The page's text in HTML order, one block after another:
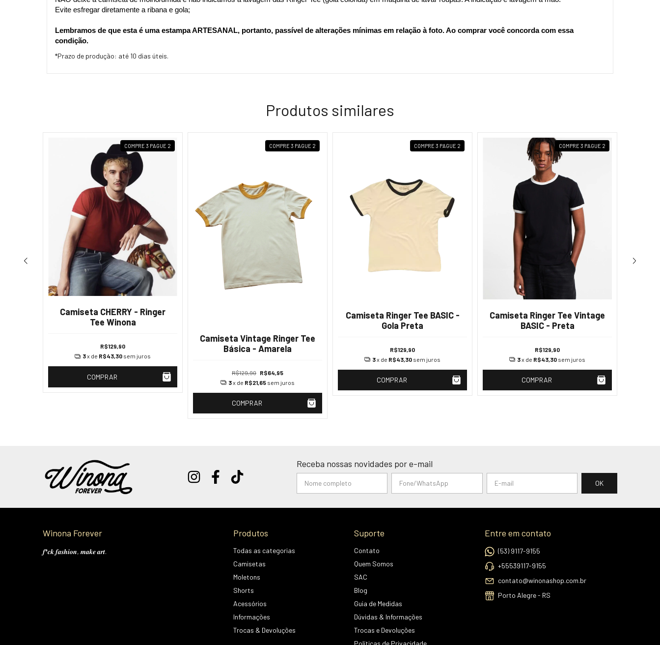
Evite esfregar diretamente a ribana e gola;
Lembramos de que esta é uma estampa ARTESANAL, portanto, passível de alterações mínimas em relação à foto. Ao comprar você concorda com essa
condição.
*Prazo de produção: até 10 dias úteis.
Produtos similares
COMPRE 3 PAGUE 2
Camiseta CHERRY - Ringer
Tee Winona
R$129,90
3x de R$43,30 sem juros
COMPRAR
COMPRE 3 PAGUE 2
Camiseta Vintage Ringer Tee
Básica - Amarela
R$129,90 R$64,95
3x de R$21,65 sem juros
COMPRAR
COMPRE 3 PAGUE 2
Camiseta Ringer Tee BASIC -
Gola Preta
R$129,90
3x de R$43,30 sem juros
COMPRAR
COMPRE 3 PAGUE 2
Camiseta Ringer Tee Vintage
BASIC - Preta
R$129,90
3x de R$43,30 sem juros
COMPRAR
Receba nossas novidades por e-mail
Winona Forever
𝒇*𝒄𝒌 𝒇𝒂𝒔𝒉𝒊𝒐𝒏, 𝒎𝒂𝒌𝒆 𝒂𝒓𝒕.
Produtos
Todas as categorias
Camisetas
Moletons
Shorts
Acessórios
Informações
Trocas & Devoluções
Suporte
Contato
Quem Somos
SAC
Blog
Guia de Medidas
Dúvidas & Informações
Trocas e Devoluções
Entre em contato
(53) 9117-9155
+55539117-9155
contato@winonashop.com.br
Porto Alegre - RS